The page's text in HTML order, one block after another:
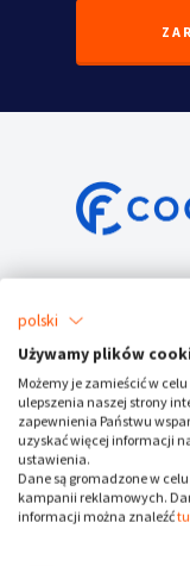
Aktualności /
Kontakt
polski
Używamy plików
Możemy je zamieścić w
ulepszenia naszej strony
zapewnienia Państwu
uzyskać więcej informacji
ustawienia.
Dane są gromadzone w
kampanii reklamowych.
informacji można znaleźć